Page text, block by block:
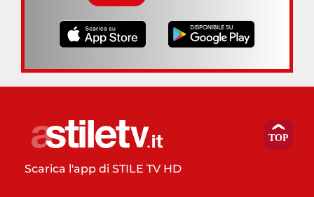
Scarica l'app di STILE TV HD